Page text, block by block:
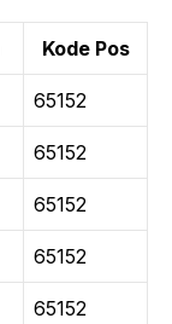
Kode Pos
65152
65152
65152
65152
65152